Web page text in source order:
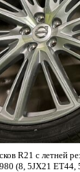
R21 с летней
(8, 5JX21 ET44,